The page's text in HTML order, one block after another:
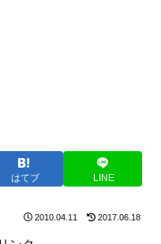
はてブ LINE
2010.04.11 2017.06.18